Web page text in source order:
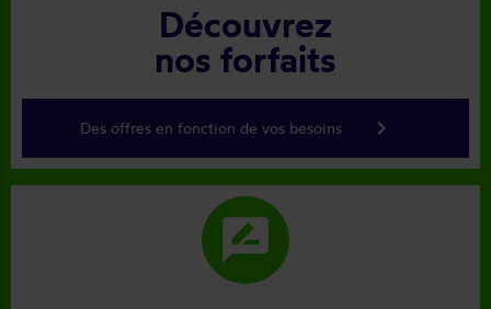
Découvrez
nos forfaits
Des offres en fonction de vos besoins keyboard_arrow_right
rate_review